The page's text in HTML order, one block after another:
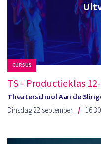
CURSUS
TS - Productieklas
Theaterschool Aan de
Dinsdag 22 september